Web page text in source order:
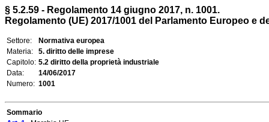
§ 5.2.59 - Regolamento 14 giugno 2017, n. 1001.
Regolamento (UE) 2017/1001 del Parlamento Europeo
Settore:
Normativa europea
Materia:
5. diritto delle imprese
Capitolo: 5.2 diritto della proprietà industriale
Data:
14/06/2017
Numero: 1001
Sommario